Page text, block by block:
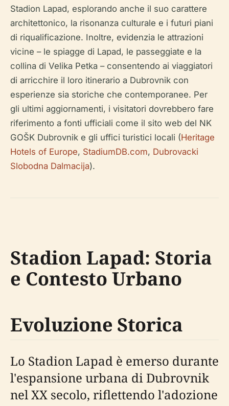
Stadion Lapad, esplorando anche il suo carattere
architettonico, la risonanza culturale e i futuri piani
di riqualificazione. Inoltre, evidenzia le attrazioni
vicine – le spiagge di Lapad, le passeggiate e la
collina di Velika Petka – consentendo ai viaggiatori
di arricchire il loro itinerario a Dubrovnik con
esperienze sia storiche che contemporanee. Per
gli ultimi aggiornamenti, i visitatori dovrebbero fare
riferimento a fonti ufficiali come il sito web del NK
GOŠK Dubrovnik e gli uffici turistici locali (Heritage
Hotels of Europe, StadiumDB.com, Dubrovacki
Slobodna Dalmacija).
Stadion Lapad: Storia
e Contesto Urbano
Evoluzione Storica
Lo Stadion Lapad è emerso durante
l'espansione urbana di Dubrovnik
nel XX secolo, riflettendo l'adozione